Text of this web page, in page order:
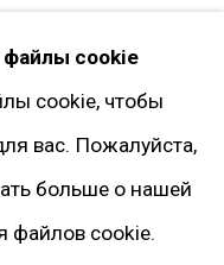
признанной
на территории
файлы cookie
cookie, чтобы
вас. Пожалуйста,
больше о нашей
файлов cookie.